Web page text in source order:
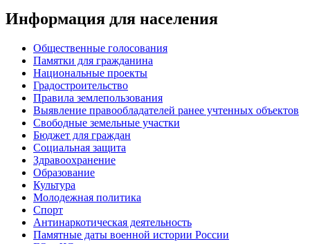
Информация для населения
Общественные голосования
Памятки для гражданина
Национальные проекты
Градостроительство
Правила землепользования
Выявление правообладателей ранее учтенных объектов
Свободные земельные участки
Бюджет для граждан
Социальная защита
Здравоохранение
Образование
Культура
Молодежная политика
Спорт
Антинаркотическая деятельность
Памятные даты военной истории России